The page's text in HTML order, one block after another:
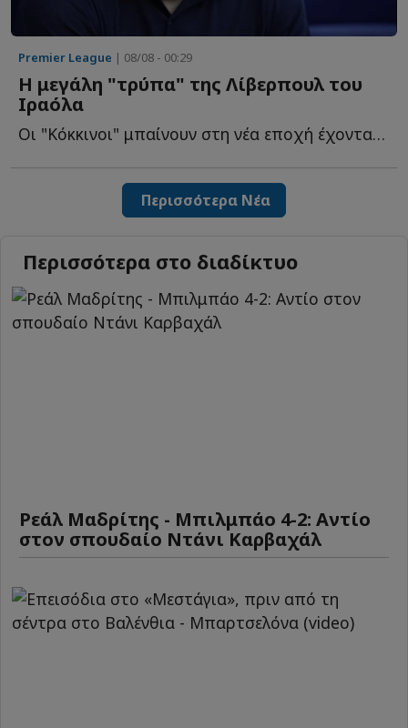
Premier League | 08/08 - 00:29
Η μεγάλη "τρύπα" της Λίβερπουλ του
Ιραόλα
Οι "Κόκκινοι" μπαίνουν στη νέα εποχή έχοντας ένα σοβαρό τ...
Περισσότερα Νέα
Περισσότερα στο διαδίκτυο
Ρεάλ Μαδρίτης - Μπιλμπάο 4-2: Αντίο
στον σπουδαίο Ντάνι Καρβαχάλ